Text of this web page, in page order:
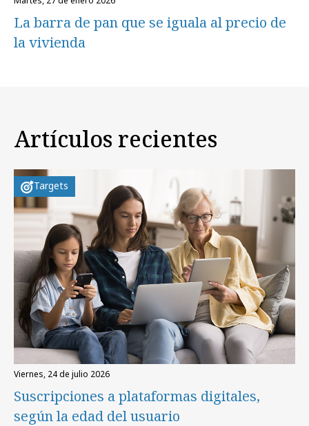
La barra de pan que se iguala al precio de
la vivienda
Artículos recientes
Targets
viernes, 24 de julio 2026
Suscripciones a plataformas digitales,
según la edad del usuario